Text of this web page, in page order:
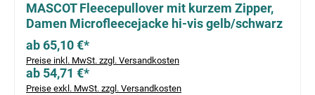
MASCOT Fleecepullover mit kurzem Zipper,
Damen Microfleecejacke hi-vis gelb/schwarz
ab 65,10 €*
Preise inkl. MwSt. zzgl. Versandkosten
ab 54,71 €*
Preise exkl. MwSt. zzgl. Versandkosten